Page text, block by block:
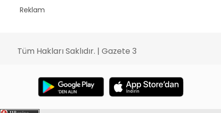
Reklam
Tüm Hakları Saklıdır. | Gazete 3